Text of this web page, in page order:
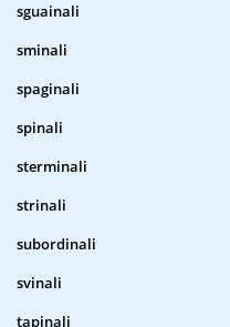
sguainali
sminali
spaginali
spinali
sterminali
strinali
subordinali
svinali
tapinali